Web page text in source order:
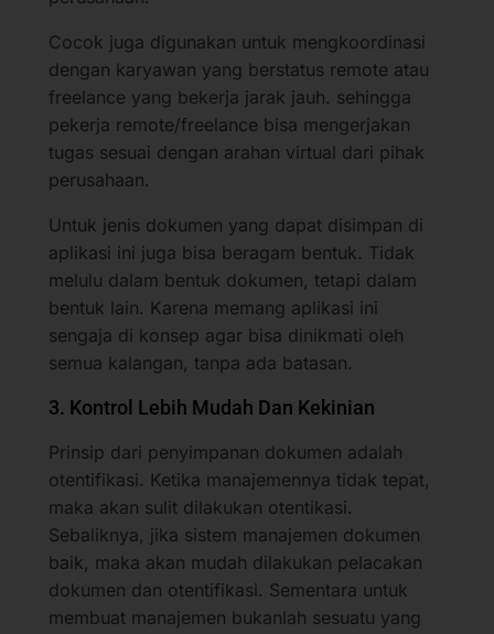
Cocok juga digunakan untuk mengkoordinasi
dengan karyawan yang berstatus remote atau
freelance yang bekerja jarak jauh. sehingga
pekerja remote/freelance bisa mengerjakan
tugas sesuai dengan arahan virtual dari pihak
perusahaan.
Untuk jenis dokumen yang dapat disimpan di
aplikasi ini juga bisa beragam bentuk. Tidak
melulu dalam bentuk dokumen, tetapi dalam
bentuk lain. Karena memang aplikasi ini
sengaja di konsep agar bisa dinikmati oleh
semua kalangan, tanpa ada batasan.
3. Kontrol Lebih Mudah Dan Kekinian
Prinsip dari penyimpanan dokumen adalah
otentifikasi. Ketika manajemennya tidak tepat,
maka akan sulit dilakukan otentikasi.
Sebaliknya, jika sistem manajemen dokumen
baik, maka akan mudah dilakukan pelacakan
dokumen dan otentifikasi. Sementara untuk
membuat manajemen bukanlah sesuatu yang